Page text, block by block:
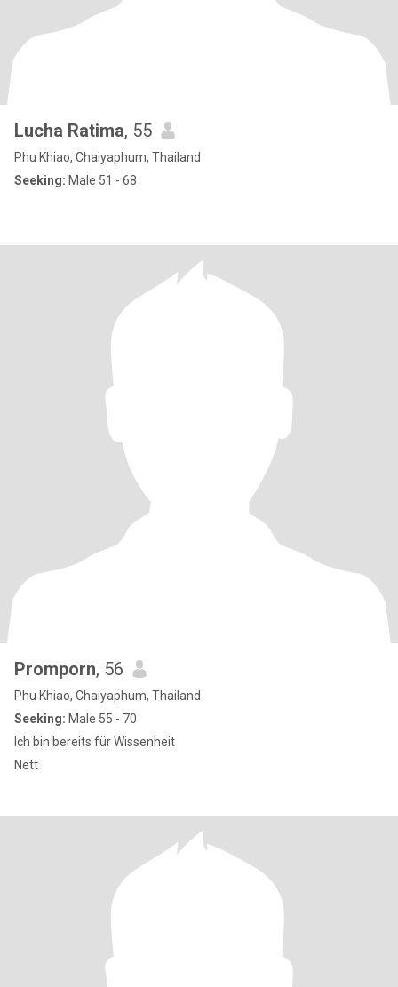
Lucha Ratima, 55
Phu Khiao, Chaiyaphum, Thailand
Seeking: Male 51 - 68
Promporn, 56
Phu Khiao, Chaiyaphum, Thailand
Seeking: Male 55 - 70
Ich bin bereits für Wissenheit
Nett